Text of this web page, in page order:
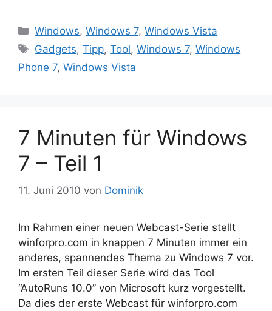
Kategorien
Windows,Windows 7,Windows Vista
Schlagwörter
Gadgets,Tipp,Tool,Windows 7,Windows
Phone 7, Windows Vista
7 Minuten für Windows
7 – Teil 1
11. Juni 2010 von Dominik
Im Rahmen einer neuen Webcast-Serie stellt
winforpro.com in knappen 7 Minuten immer ein
anderes, spannendes Thema zu Windows 7 vor.
Im ersten Teil dieser Serie wird das Tool
“AutoRuns 10.0” von Microsoft kurz vorgestellt.
Da dies der erste Webcast für winforpro.com